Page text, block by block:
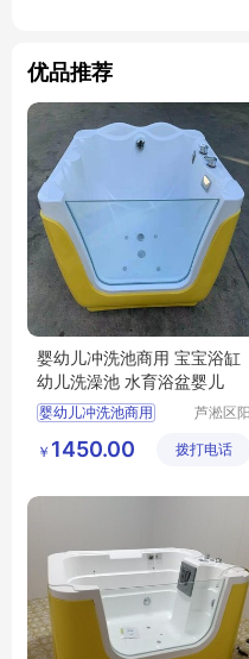
优品推荐
婴幼儿冲洗池商用 宝宝浴缸
幼儿洗澡池 水育浴盆婴儿
婴幼儿冲洗池商用
水育浴盆婴儿
芦淞区阳
童游泳馆
￥ 1450.00 拨打电话